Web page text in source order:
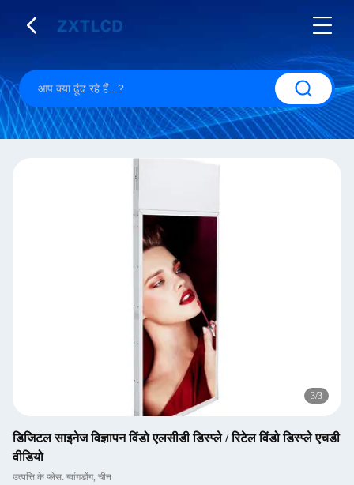
1/3
डिजिटल साइनेज विज्ञापन विंडो एलसीडी डिस्प्ले / रिटेल विंडो डिस्प्ले एचडी
वीडियो
उत्पत्ति के प्लेस: ग्वांगडोंग, चीन